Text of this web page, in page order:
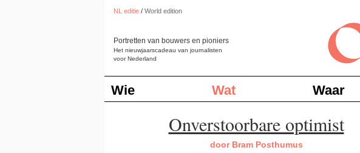
NL editie / World edition
Het nieuwjaarscadeau van journalisten
voor Nederland
Portretten van bouwers en pioniers
Wie Wat Waar
Onverstoorbare optimist
door Bram Posthumus